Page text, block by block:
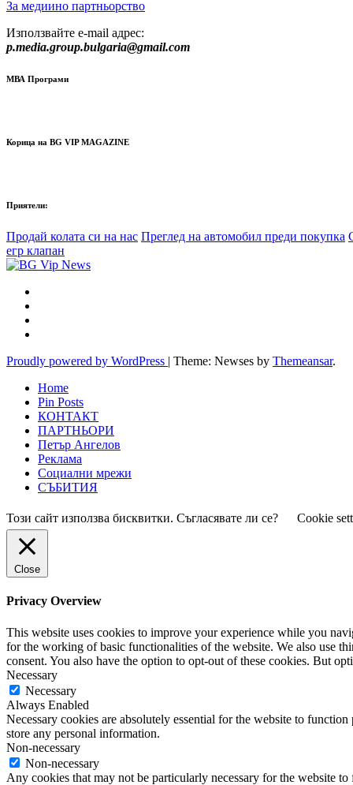
За медиино партньорство
Използвайте e-mail адрес:
p.media.group.bulgaria@gmail.com
МВА Програми
Корица на BG VIP MAGAZINE
Приятели:
Продай колата си на нас Преглед на автомобил преди покупка
егр клапан
Proudly powered by WordPress | Theme: Newses by Themeansar.
Home
Pin Posts
КОНТАКТ
ПАРТНЬОРИ
Петър Ангелов
Реклама
Социални мрежи
СЪБИТИЯ
Този сайт използва бисквитки. Съгласявате ли се? Cookie
Close
Privacy Overview
This website uses cookies to improve your experience while you
for the working of basic functionalities of the website. We also use
consent. You also have the option to opt-out of these cookies. But
Necessary
Necessary
Always Enabled
Necessary cookies are absolutely essential for the website to
store any personal information.
Non-necessary
Non-necessary
Any cookies that may not be particularly necessary for the website